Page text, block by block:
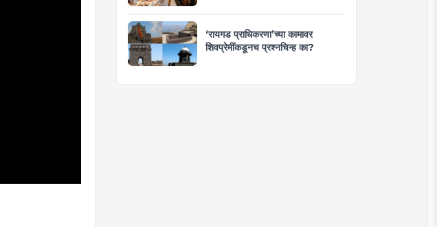
‘रायगड प्राधिकरणा’च्या कामावर
शिवप्रेमींकडूनच प्रश्नचिन्ह का?